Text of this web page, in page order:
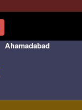
Ahamadabad